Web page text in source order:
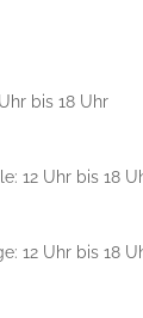
bis 18 Uhr
12 Uhr bis 18
12 Uhr bis 18